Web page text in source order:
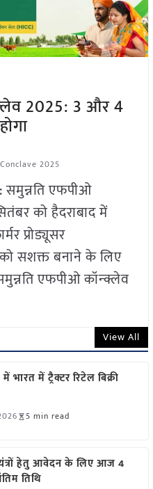
2025: 3 और 4
2025
समुन्नति एफपीओ
को हैदराबाद में
प्रोड्यूसर
सशक्त बनाने के लिए
एफपीओ कॉन्क्लेव
View All
भारत में ट्रैक्टर रिटेल बिक्री
5 min read
यंत्रों हेतु आवेदन के लिए आज 4
तिथि